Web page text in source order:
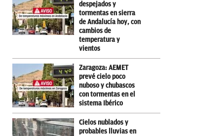
despejados y
tormentas en sierra
de Andalucía hoy, con
cambios de
temperatura y
vientos
Zaragoza: AEMET
prevé cielo poco
nuboso y chubascos
con tormentas en el
sistema Ibérico
Cielos nublados y
probables lluvias en